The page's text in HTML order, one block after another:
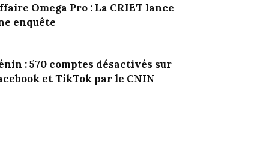
Omega Pro : La CRIET lance
enquête
: 570 comptes désactivés sur
et TikTok par le CNIN